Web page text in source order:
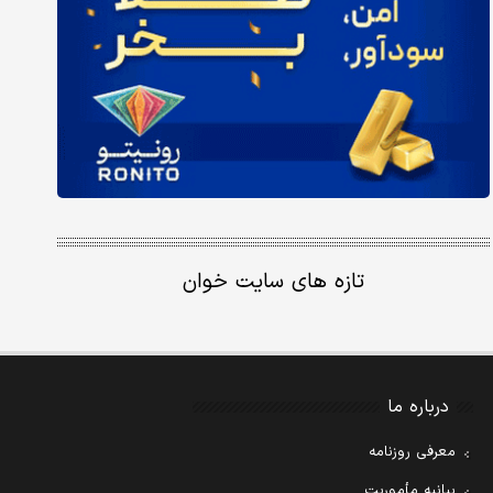
تازه های سایت خوان
درباره ما
معرفی روزنامه